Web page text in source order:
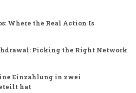
Where the Real Action Is
Picking the Right Network
Einzahlung in zwei
hat